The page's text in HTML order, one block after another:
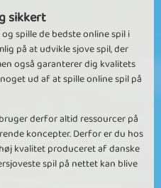
sikkert
spille de bedste online spil i
på at udvikle sjove spil, der
også garanterer dig kvalitets
ud af at spille online spil på
derfor altid ressourcer på
koncepter. Derfor er du hos
kvalitet produceret af danske
spil på nettet kan blive